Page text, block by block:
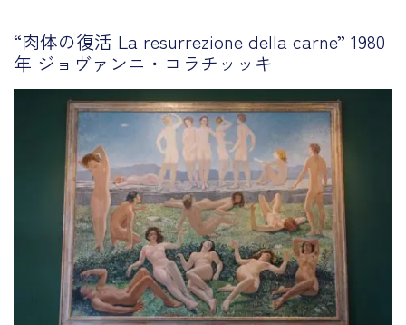
“肉体の復活 La resurrezione della carne” 1980
年 ジョヴァンニ・コラチッッキ